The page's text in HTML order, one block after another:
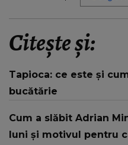
Citește și:
Tapioca: ce este și
bucătărie
Cum a slăbit Adrian
luni și motivul pentru